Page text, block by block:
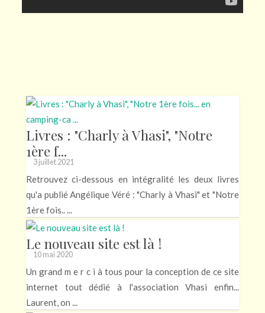
Livres : "Charly à Vhasi", "Notre
1ère f...
3 juillet 2021
Retrouvez ci-dessous en intégralité les deux livres
qu'a publié Angélique Véré : "Charly à Vhasi" et "Notre
1ère fois.. ...
Le nouveau site est là !
10 mai 2020
Un grand m e r c i à tous pour la conception de ce site
internet tout dédié à l'association Vhasi enfin...
Laurent, on ...